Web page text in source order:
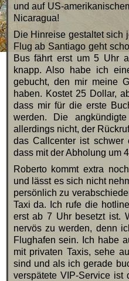
und auf US-
Nicaragua!
Die Hinreise gestaltet sich
Flug ab Santiago geht
Bus fährt erst um 5 Uhr
knapp. Also habe ich
gebucht, den mir meine
haben. Kostet 25 Dollar,
dass mir für die erste
werden. Die
allerdings nicht, der
das Callcenter ist schwer
dass mit der Abholung um
Roberto kommt extra
und lässt es sich nicht
persönlich zu
Taxi da. Ich rufe die
erst ab 7 Uhr besetzt ist.
nervös zu werden, denn
Flughafen sein. Ich habe
mit privaten Taxis, sehe
sind und als ich gerade
verspätete VIP-Service ist